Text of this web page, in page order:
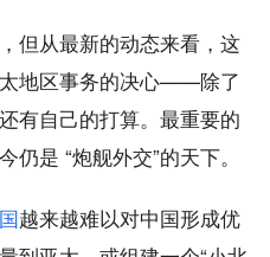
但从最新的动态来看，这
地区事务的决心——除了
有自己的打算。最重要的
是 “炮舰外交”的天下。
越来越难以对中国形成优